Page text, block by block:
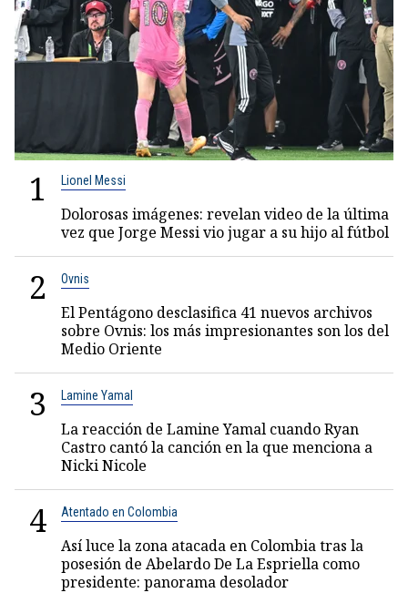
1 Lionel Messi
Dolorosas imágenes: revelan video de la última
vez que Jorge Messi vio jugar a su hijo al fútbol
2 Ovnis
El Pentágono desclasifica 41 nuevos archivos
sobre Ovnis: los más impresionantes son los del
Medio Oriente
3 Lamine Yamal
La reacción de Lamine Yamal cuando Ryan
Castro cantó la canción en la que menciona a
Nicki Nicole
4 Atentado en Colombia
Así luce la zona atacada en Colombia tras la
posesión de Abelardo De La Espriella como
presidente: panorama desolador